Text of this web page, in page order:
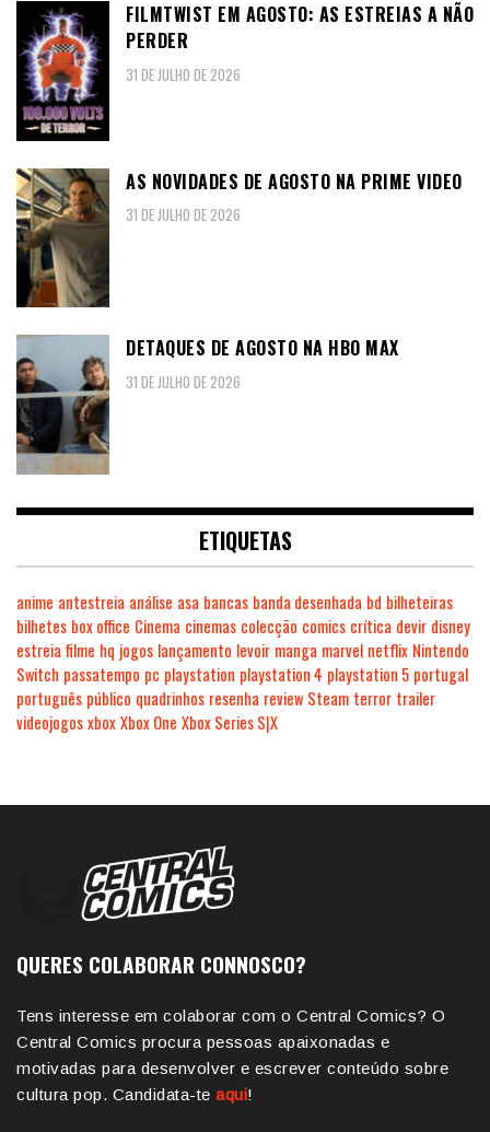
FILMTWIST EM AGOSTO: AS ESTREIAS A NÃO
PERDER
31 DE JULHO DE 2026
AS NOVIDADES DE AGOSTO NA PRIME VIDEO
31 DE JULHO DE 2026
DETAQUES DE AGOSTO NA HBO MAX
31 DE JULHO DE 2026
ETIQUETAS
anime antestreia análise asa bancas banda desenhada bd bilheteiras
bilhetes box office Cinema cinemas colecção comics crítica devir disney
estreia filme hq jogos lançamento levoir manga marvel netflix Nintendo
Switch passatempo pc playstation playstation 4 playstation 5 portugal
português público quadrinhos resenha review Steam terror trailer
videojogosxboxXbox One Xbox Series S|X
QUERES COLABORAR CONNOSCO?
Tens interesse em colaborar com o Central Comics? O
Central Comics procura pessoas apaixonadas e
motivadas para desenvolver e escrever conteúdo sobre
cultura pop. Candidata-te aqui!